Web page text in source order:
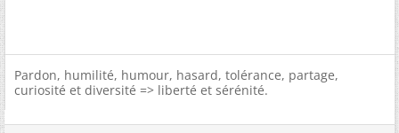
Pardon, humilité, humour, hasard, tolérance, partage,
curiosité et diversité => liberté et sérénité.